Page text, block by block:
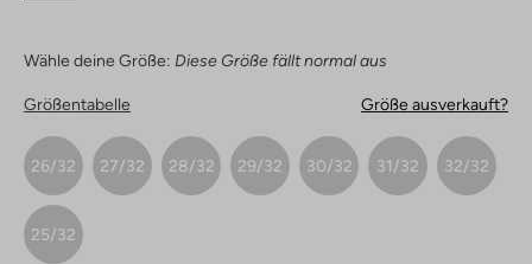
Wähle deine Größe: Diese Größe fällt normal aus
Größentabelle Größe ausverkauft?
26/32 27/32 28/32 29/32 30/32 31/32 32/32
25/32